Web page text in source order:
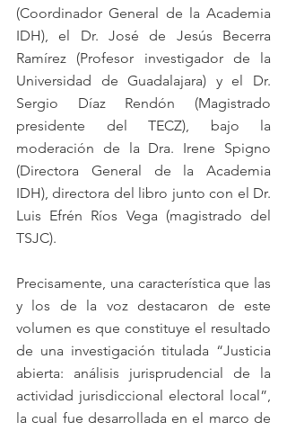
(Coordinador General de la Academia
IDH), el Dr. José de Jesús Becerra
Ramírez (Profesor investigador de la
Universidad de Guadalajara) y el Dr.
Sergio Díaz Rendón (Magistrado
presidente del TECZ), bajo la
moderación de la Dra. Irene Spigno
(Directora General de la Academia
IDH), directora del libro junto con el Dr.
Luis Efrén Ríos Vega (magistrado del
TSJC).
Precisamente, una característica que las
y los de la voz destacaron de este
volumen es que constituye el resultado
de una investigación titulada “Justicia
abierta: análisis jurisprudencial de la
actividad jurisdiccional electoral local”,
la cual fue desarrollada en el marco de